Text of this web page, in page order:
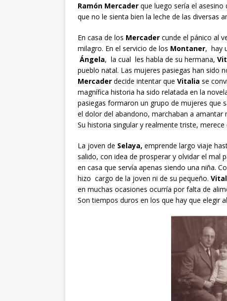
Ramón Mercader que luego sería el asesino
que no le sienta bien la leche de las diversas
En casa de los Mercader cunde el pánico al
milagro. En el servicio de los Montaner, hay
Ángela, la cual les habla de su hermana,
pueblo natal. Las mujeres pasiegas han sido
Mercader decide intentar que Vitalia se
magnífica historia ha sido relatada en la
pasiegas formaron un grupo de mujeres que
el dolor del abandono, marchaban a amantar
Su historia singular y realmente triste, merece
La joven de Selaya, emprende largo viaje
salido, con idea de prosperar y olvidar el mal
en casa que servía apenas siendo una niña.
hizo cargo de la joven ni de su pequeño.
en muchas ocasiones ocurría por falta de
Son tiempos duros en los que hay que elegir